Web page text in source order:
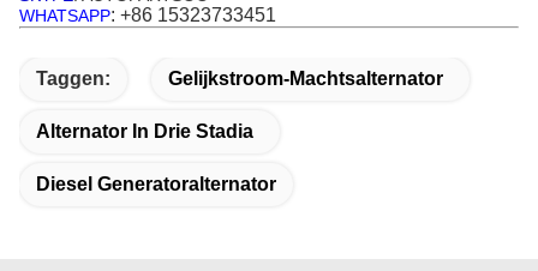
WHATSAPP: +86 15323733451
Taggen: Gelijkstroom-Machtsalternator
Alternator In Drie Stadia
Diesel Generatoralternator